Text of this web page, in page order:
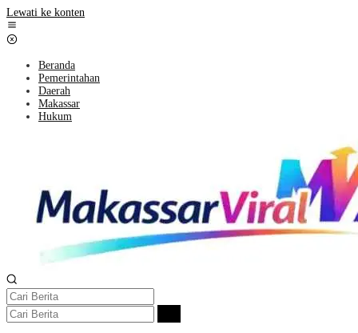
Lewati ke konten
Beranda
Pemerintahan
Daerah
Makassar
Hukum